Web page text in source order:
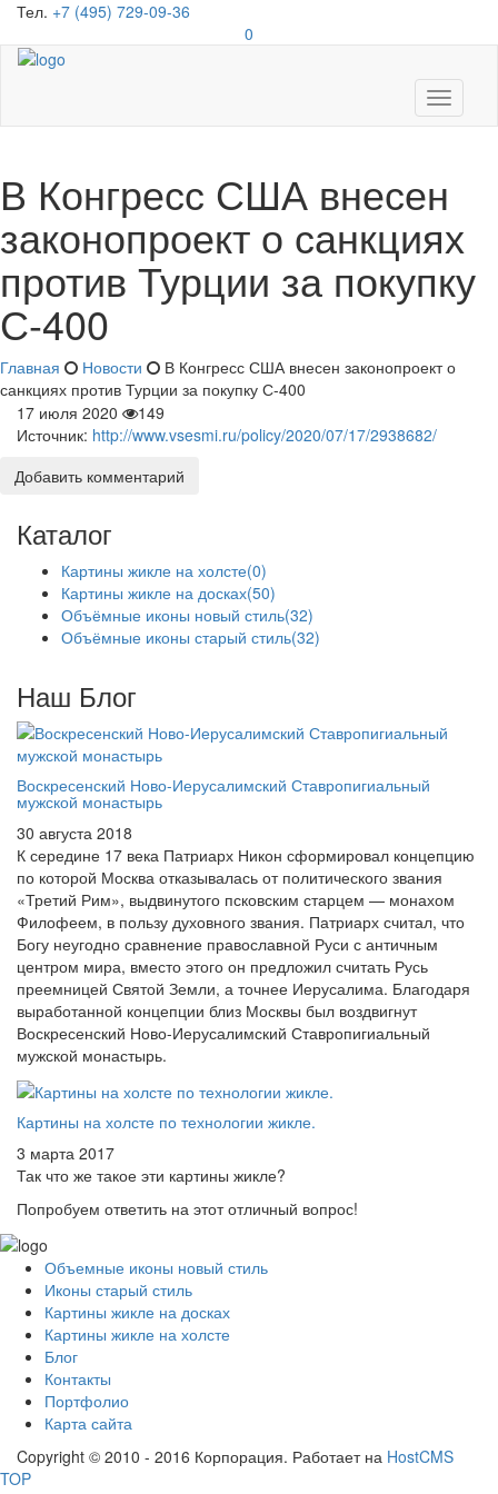
Тел. +7 (495) 729-09-36
0
Toggle
В Конгресс США внесен
законопроект о санкциях
против Турции за покупку
С-400
Главная Новости
В Конгресс США внесен законопроект о
санкциях против Турции за покупку С-400
17 июля 2020
149
Источник: http://www.vsesmi.ru/policy/2020/07/17/2938682/
Добавить комментарий
Каталог
Картины жикле на холсте(0)
Картины жикле на досках(50)
Объёмные иконы новый стиль(32)
Объёмные иконы старый стиль(32)
Наш Блог
Воскресенский Ново-Иерусалимский Ставропигиальный
мужской монастырь
30 августа 2018
К середине 17 века Патриарх Никон сформировал концепцию
по которой Москва отказывалась от политического звания
«Третий Рим», выдвинутого псковским старцем — монахом
Филофеем, в пользу духовного звания. Патриарх считал, что
Богу неугодно сравнение православной Руси с античным
центром мира, вместо этого он предложил считать Русь
преемницей Святой Земли, а точнее Иерусалима. Благодаря
выработанной концепции близ Москвы был воздвигнут
Воскресенский Ново-Иерусалимский Ставропигиальный
мужской монастырь.
Картины на холсте по технологии жикле.
3 марта 2017
Так что же такое эти картины жикле?
Попробуем ответить на этот отличный вопрос!
Объемные иконы новый стиль
Иконы старый стиль
Картины жикле на досках
Картины жикле на холсте
Блог
Контакты
Портфолио
Карта сайта
Copyright © 2010 - 2016 Корпорация. Работает на HostCMS
TOP